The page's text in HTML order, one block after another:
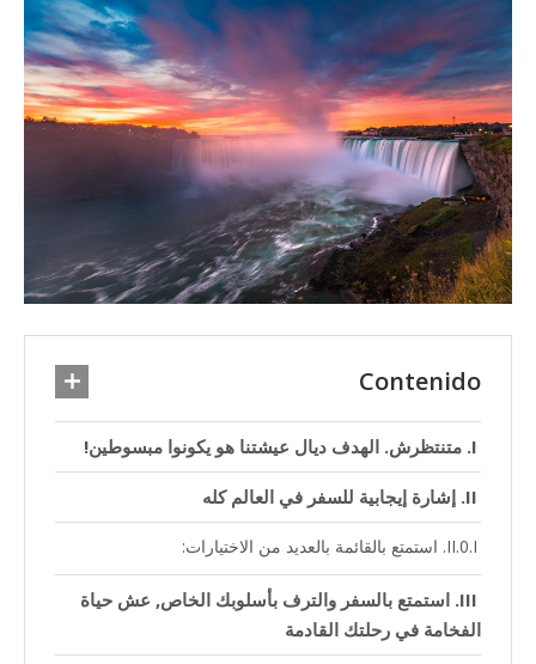
Contenido
متنتظرش. الهدف ديال عيشتنا هو يكونوا مبسوطين!
إشارة إيجابية للسفر في العالم كله
استمتع بالقائمة بالعديد من الاختيارات:
استمتع بالسفر والترف بأسلوبك الخاص, عش حياة
الفخامة في رحلتك القادمة